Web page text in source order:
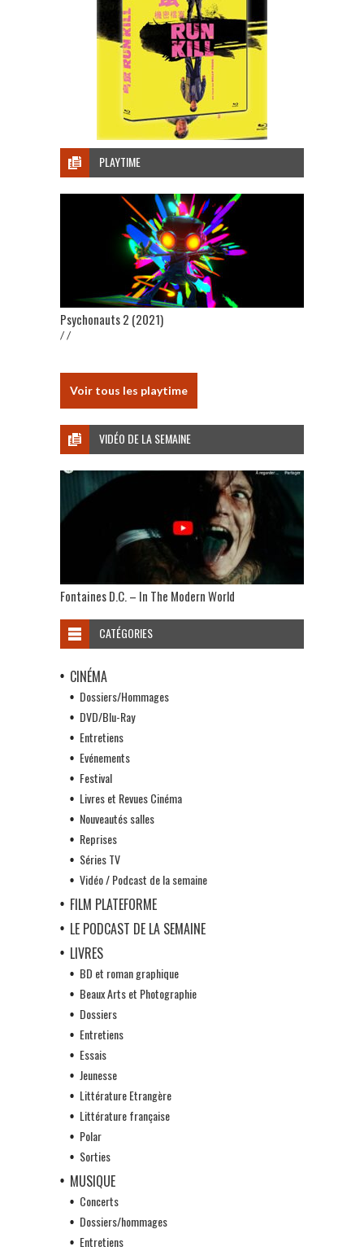
PLAYTIME
Psychonauts 2 (2021)
/ /
Voir tous les playtime
VIDÉO DE LA SEMAINE
Fontaines D.C. – In The Modern World
CATÉGORIES
CINÉMA
Dossiers/Hommages
DVD/Blu-Ray
Entretiens
Evénements
Festival
Livres et Revues Cinéma
Nouveautés salles
Reprises
Séries TV
Vidéo / Podcast de la semaine
FILM PLATEFORME
LE PODCAST DE LA SEMAINE
LIVRES
BD et roman graphique
Beaux Arts et Photographie
Dossiers
Entretiens
Essais
Jeunesse
Littérature Etrangère
Littérature française
Polar
Sorties
MUSIQUE
Concerts
Dossiers/hommages
Entretiens